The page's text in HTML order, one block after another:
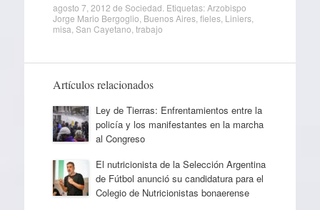
agosto 7, 2012 de Sociedad . Etiquetas:Arzobispo
Jorge Mario Bergoglio Buenos Aires, fieles, Liniers,
misa San Cayetano trabajo
Artículos relacionados
Ley de Tierras: Enfrentamientos entre la
policía y los manifestantes en la marcha
al Congreso
El nutricionista de la Selección Argentina
de Fútbol anunció su candidatura para el
Colegio de Nutricionistas bonaerense